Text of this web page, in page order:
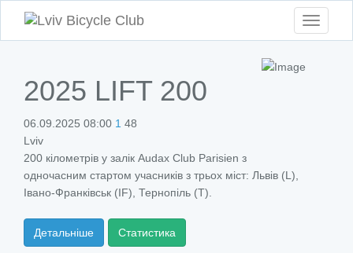
Toggle
2025 LIFT 200
06.09.2025 08:00 1 48
Lviv
200 кілометрів у залік Audax Club Parisien з
одночасним стартом учасників з трьох міст: Львів (L),
Івано-Франківськ (IF), Тернопіль (T).
Детальніше Статистика